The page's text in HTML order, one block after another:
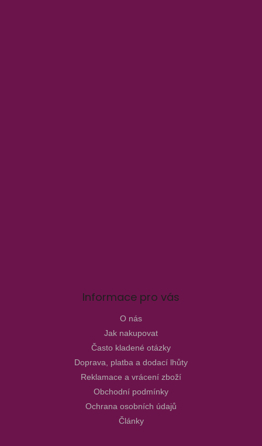
Informace pro vás
O nás
Jak nakupovat
Často kladené otázky
Doprava, platba a dodací lhůty
Reklamace a vrácení zboží
Obchodní podmínky
Ochrana osobních údajů
Články